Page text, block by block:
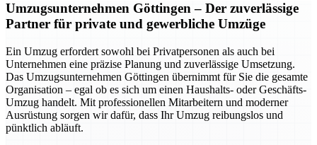
Umzugsunternehmen Göttingen – Der zuverlässige
Partner für private und gewerbliche Umzüge
Ein Umzug erfordert sowohl bei Privatpersonen als auch bei
Unternehmen eine präzise Planung und zuverlässige Umsetzung.
Das Umzugsunternehmen Göttingen übernimmt für Sie die gesamte
Organisation – egal ob es sich um einen Haushalts- oder Geschäfts-
Umzug handelt. Mit professionellen Mitarbeitern und moderner
Ausrüstung sorgen wir dafür, dass Ihr Umzug reibungslos und
pünktlich abläuft.